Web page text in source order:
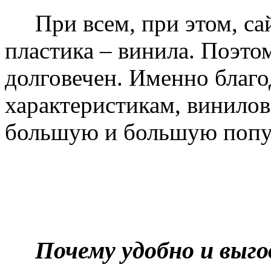
При всем, при этом,
пластика – винила.
долговечен. Именно
характеристикам,
большую и большую
Почему удобно и